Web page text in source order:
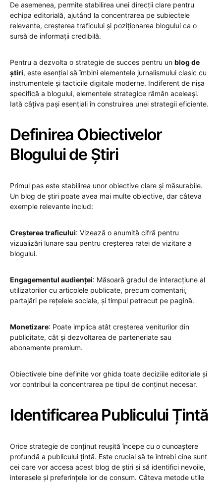
De asemenea, permite stabilirea unei direcții clare pentru
echipa editorială, ajutând la concentrarea pe subiectele
relevante, creșterea traficului și poziționarea blogului ca o
sursă de informații credibilă.
Pentru a dezvolta o strategie de succes pentru un blog de
știri, este esențial să îmbini elementele jurnalismului clasic cu
instrumentele și tacticile digitale moderne. Indiferent de nișa
specifică a blogului, elementele strategice rămân aceleași.
Iată câțiva pași esențiali în construirea unei strategii eficiente.
Definirea Obiectivelor
Blogului de Știri
Primul pas este stabilirea unor obiective clare și măsurabile.
Un blog de știri poate avea mai multe obiective, dar câteva
exemple relevante includ:
Creșterea traficului: Vizează o anumită cifră pentru
vizualizări lunare sau pentru creșterea ratei de vizitare a
blogului.
Engagementul audienței: Măsoară gradul de interacțiune al
utilizatorilor cu articolele publicate, precum comentarii,
partajări pe rețelele sociale, și timpul petrecut pe pagină.
Monetizare: Poate implica atât creșterea veniturilor din
publicitate, cât și dezvoltarea de parteneriate sau
abonamente premium.
Obiectivele bine definite vor ghida toate deciziile editoriale și
vor contribui la concentrarea pe tipul de conținut necesar.
Identificarea Publicului Țintă
Orice strategie de conținut reușită începe cu o cunoaștere
profundă a publicului țintă. Este crucial să te întrebi cine sunt
cei care vor accesa acest blog de știri și să identifici nevoile,
interesele și preferințele lor de consum. Câteva metode utile